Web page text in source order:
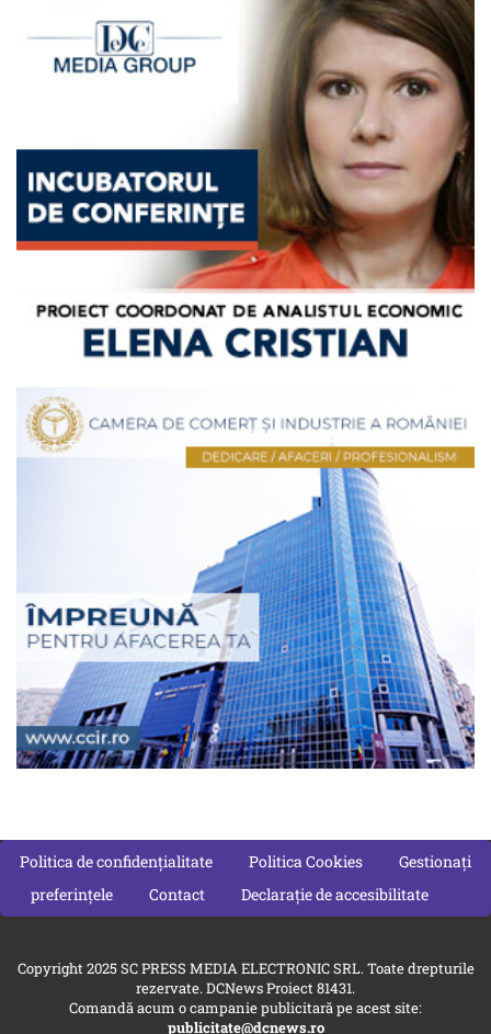
Politica de confidențialitate Politica Cookies
Gestionați
preferințele
Contact Declarație de accesibilitate
Copyright 2025 SC PRESS MEDIA ELECTRONIC SRL. Toate drepturile
rezervate. DCNews Proiect 81431.
Comandă acum o campanie publicitară pe acest site:
publicitate@dcnews.ro